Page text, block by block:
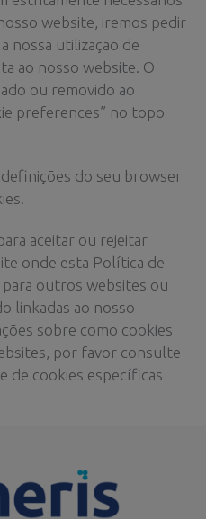
website, iremos pedir
nossa utilização de
ao nosso website. O
ou removido ao
preferences” no topo
do seu browser
aceitar ou rejeitar
onde esta Política de
outros websites ou
linkadas ao nosso
sobre como cookies
por favor consulte
de cookies específicas